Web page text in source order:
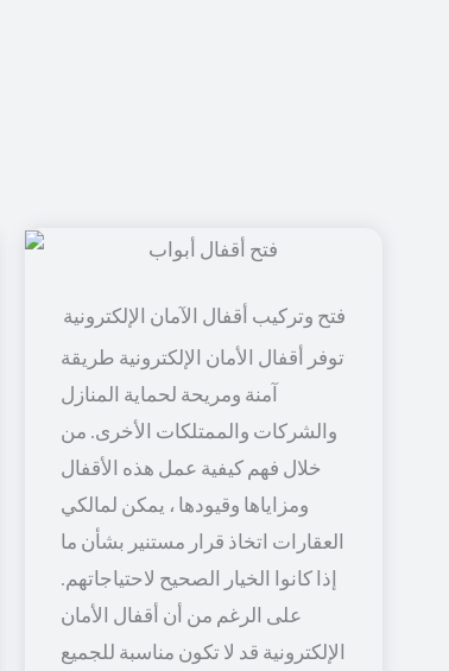
توفر أقفال الأمان الإلكترونية طريقة
آمنة ومريحة لحماية المنازل
والشركات والممتلكات الأخرى. من
خلال فهم كيفية عمل هذه الأقفال
ومزاياها وقيودها ، يمكن لمالكي
العقارات اتخاذ قرار مستنير بشأن ما
إذا كانوا الخيار الصحيح لاحتياجاتهم.
على الرغم من أن أقفال الأمان
الإلكترونية قد لا تكون مناسبة للجميع